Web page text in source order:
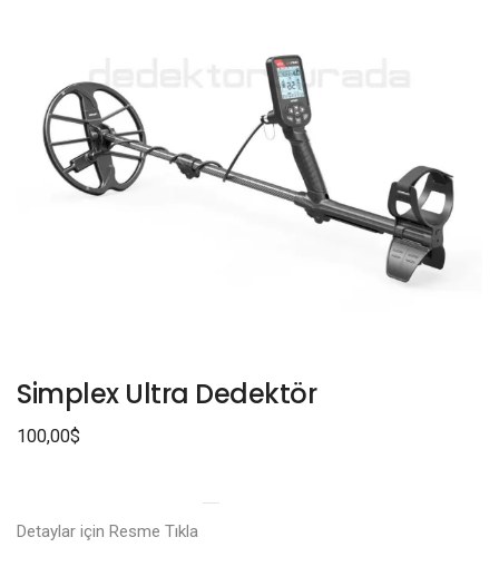
Simplex Ultra Dedektör
100,00$
Detaylar için Resme Tıkla